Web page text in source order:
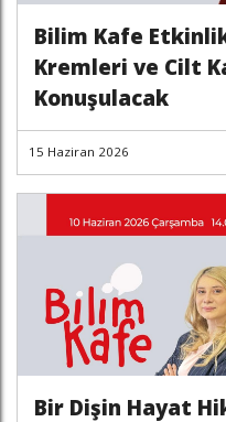
Bilim Kafe
Kremleri ve Cilt
Konuşulacak
15 Haziran 2026
Bir Dişin Hayat